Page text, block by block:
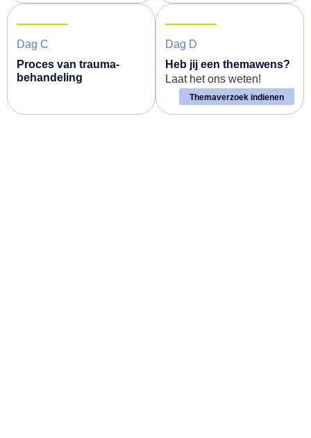
Dag C
Proces van trauma-
behandeling
Dag D
Heb jij een themawens?
Laat het ons weten!
Themaverzoek indienen